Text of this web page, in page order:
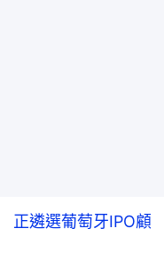
正遴選葡萄牙IPO顧